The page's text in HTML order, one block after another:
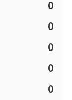
0
0
0
0
0